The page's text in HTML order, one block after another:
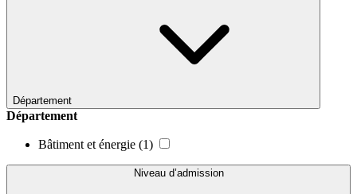
Département
Département
Bâtiment et énergie (1)
Niveau d’admission